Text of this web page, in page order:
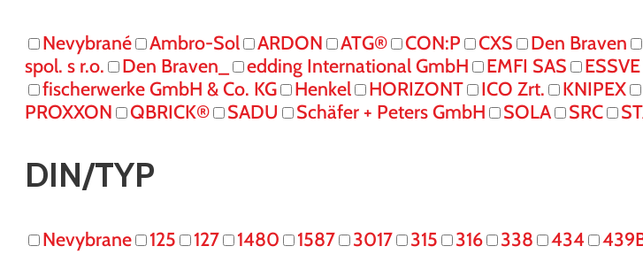
Nevybrané Ambro-Sol ARDON ATG® CON:P CXS Den Braven
spol. s r.o.
Den Braven_ edding International GmbH EMFI SAS ESSVE
fischerwerke GmbH & Co. KG
Henkel HORIZONT ICO Zrt. KNIPEX
PROXXON
QBRICK® SADU Schäfer + Peters GmbH SOLA SRC
DIN/TYP
Nevybrane 125 127 1480 1587 3017 315 316 338 434